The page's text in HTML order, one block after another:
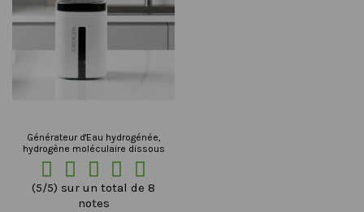
Générateur d'Eau hydrogénée,
hydrogène moléculaire dissous
    
(5/5) sur un total de 8
notes